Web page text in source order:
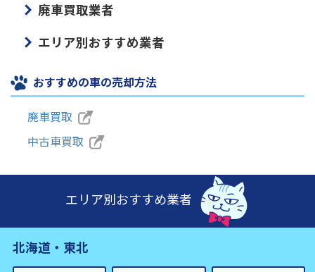
廃車買取業者
エリア別おすすめ業者
おすすめの車の売却方法
廃車買取
中古車買取
エリア別おすすめ業者
北海道・東北